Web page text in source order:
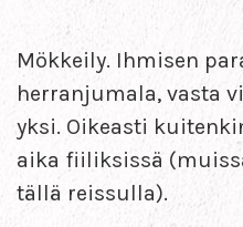
Mökkeily. Ihmisen
herranjumala, vasta
yksi. Oikeasti
aika fiiliksissä
tällä reissulla).